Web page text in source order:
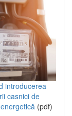
introducerea
casnici de
(pdf)